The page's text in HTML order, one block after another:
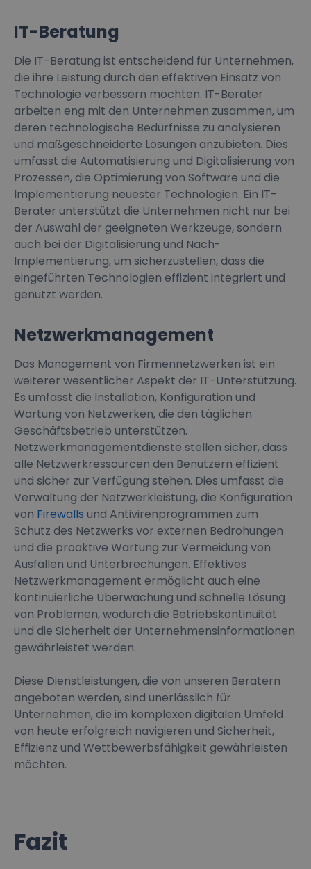
IT-Beratung
Die IT-Beratung ist entscheidend für Unternehmen,
die ihre Leistung durch den effektiven Einsatz von
Technologie verbessern möchten. IT-Berater
arbeiten eng mit den Unternehmen zusammen, um
deren technologische Bedürfnisse zu analysieren
und maßgeschneiderte Lösungen anzubieten. Dies
umfasst die Automatisierung und Digitalisierung von
Prozessen, die Optimierung von Software und die
Implementierung neuester Technologien. Ein IT-
Berater unterstützt die Unternehmen nicht nur bei
der Auswahl der geeigneten Werkzeuge, sondern
auch bei der Digitalisierung und Nach-
Implementierung, um sicherzustellen, dass die
eingeführten Technologien effizient integriert und
genutzt werden.
Netzwerkmanagement
Das Management von Firmennetzwerken ist ein
weiterer wesentlicher Aspekt der IT-Unterstützung.
Es umfasst die Installation, Konfiguration und
Wartung von Netzwerken, die den täglichen
Geschäftsbetrieb unterstützen.
Netzwerkmanagementdienste stellen sicher, dass
alle Netzwerkressourcen den Benutzern effizient
und sicher zur Verfügung stehen. Dies umfasst die
Verwaltung der Netzwerkleistung, die Konfiguration
von Firewalls und Antivirenprogrammen zum
Schutz des Netzwerks vor externen Bedrohungen
und die proaktive Wartung zur Vermeidung von
Ausfällen und Unterbrechungen. Effektives
Netzwerkmanagement ermöglicht auch eine
kontinuierliche Überwachung und schnelle Lösung
von Problemen, wodurch die Betriebskontinuität
und die Sicherheit der Unternehmensinformationen
gewährleistet werden.
Diese Dienstleistungen, die von unseren Beratern
angeboten werden, sind unerlässlich für
Unternehmen, die im komplexen digitalen Umfeld
von heute erfolgreich navigieren und Sicherheit,
Effizienz und Wettbewerbsfähigkeit gewährleisten
möchten.
Fazit